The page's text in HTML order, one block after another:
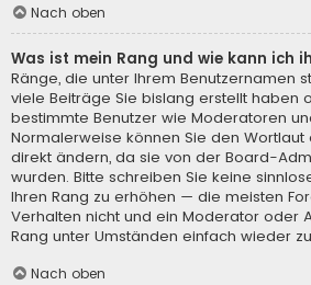
Nach oben
Was ist mein Rang und wie kann ich
Ränge, die unter Ihrem Benutzernamen
viele Beiträge Sie bislang erstellt haben
bestimmte Benutzer wie Moderatoren
Normalerweise können Sie den Wortlaut
direkt ändern, da sie von der Board-
wurden. Bitte schreiben Sie keine
Ihren Rang zu erhöhen — die meisten
Verhalten nicht und ein Moderator oder
Rang unter Umständen einfach wieder
Nach oben